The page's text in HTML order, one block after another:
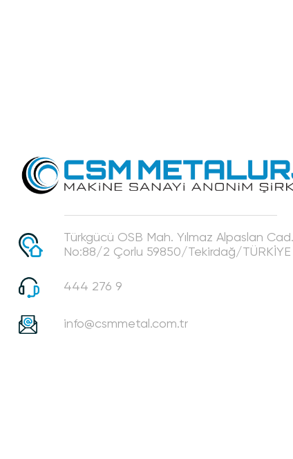
Türkgücü OSB Mah. Yılmaz Alpaslan Cad.
No:88/2 Çorlu 59850/Tekirdağ/TÜRKİYE
444 276 9
info@csmmetal.com.tr